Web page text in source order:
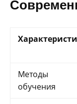
Методы
обучения